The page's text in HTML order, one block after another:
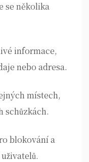
se několika
informace,
nebo adresa.
místech,
schůzkách.
blokování a